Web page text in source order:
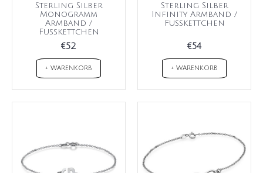
Sterling Silber
Monogramm
Armband /
Fußkettchen
€52
+ WARENKORB
Sterling Silber
Infinity Armband /
Fußkettchen
€54
+ WARENKORB